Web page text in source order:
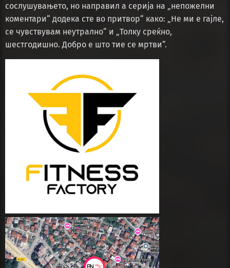
сослушувањето, но направил а серија на „непожелни
коментари“ додека сте во притвор“ како: „Не ми е гајле,
се чувствувам неутрално“ и „Толку среќно,
шестгодишно. Добро е што тие се мртви“.